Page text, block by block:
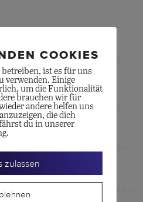
COOKIES
betreiben, ist es für uns
verwenden. Einige
um die Funktionalität
brauchen wir für
andere helfen uns
die dich
du in unserer
zulassen